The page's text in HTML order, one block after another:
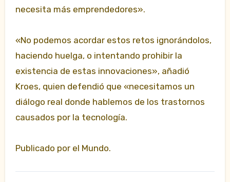
necesita más emprendedores».
«No podemos acordar estos retos ignorándolos,
haciendo huelga, o intentando prohibir la
existencia de estas innovaciones», añadió
Kroes, quien defendió que «necesitamos un
diálogo real donde hablemos de los trastornos
causados por la tecnología.
Publicado por el Mundo.